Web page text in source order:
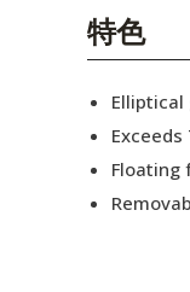
English Website
应用工程指导书
工作机会
特色
Floating